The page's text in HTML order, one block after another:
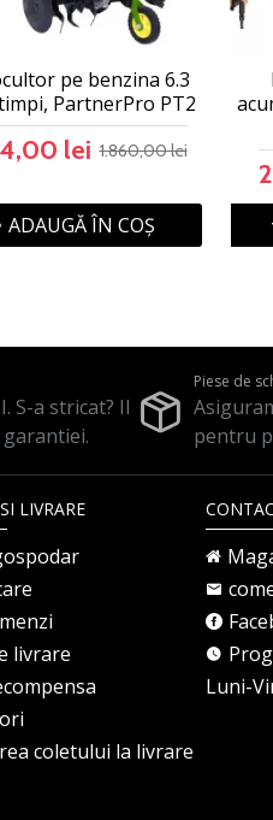
pe benzina 6.3
PartnerPro PT2
lei 1.860,00 lei
ADAUGĂ ÎN COŞ
S-a stricat? Il
Piese de
pentru
LIVRARE
livrare
coletului la livrare
Luni-